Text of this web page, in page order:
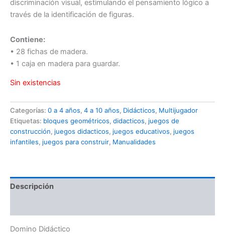
discriminación visual, estimulando el pensamiento lógico a
través de la identificación de figuras.
Contiene:
• 28 fichas de madera.
• 1 caja en madera para guardar.
Sin existencias
Categorías: 0 a 4 años, 4 a 10 años, Didácticos, Multijugador
Etiquetas: bloques geométricos, didacticos, juegos de
construcción, juegos didacticos, juegos educativos, juegos
infantiles, juegos para construir, Manualidades
Descripción
Domino Didáctico